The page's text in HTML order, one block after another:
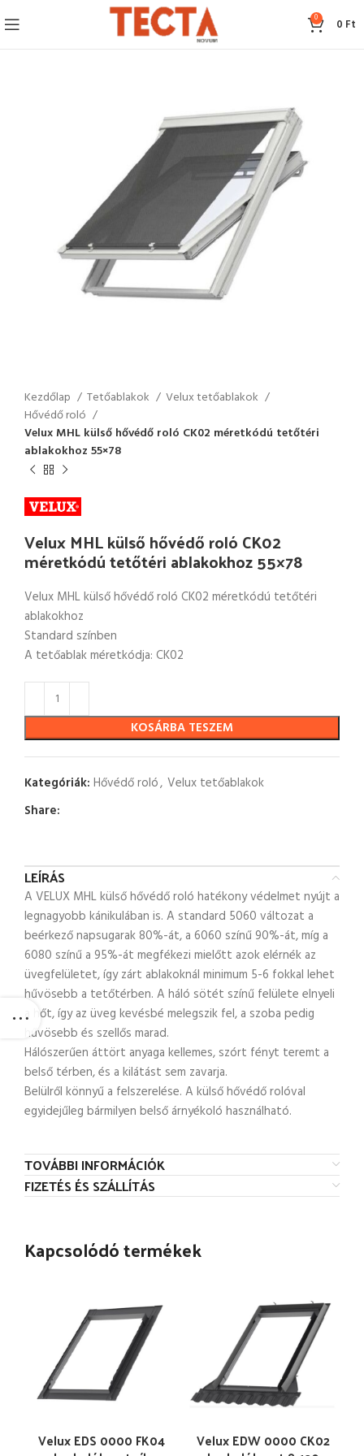
0 0 Ft
Kezdőlap Tetőablakok
Velux tetőablakok
Hővédő roló
Velux MHL külső hővédő roló CK02 méretkódú tetőtéri
ablakokhoz 55×78
Velux MHL külső hővédő roló CK02
méretkódú tetőtéri ablakokhoz 55×78
Velux MHL külső hővédő roló CK02 méretkódú tetőtéri
ablakokhoz
Standard színben
A tetőablak méretkódja: CK02
KOSÁRBA TESZEM
Kategóriák: Hővédő roló, Velux tetőablakok
Share:
LEÍRÁS
A VELUX MHL külső hővédő roló hatékony védelmet nyújt a
legnagyobb kánikulában is. A standard 5060 változat a
beérkező napsugarak 80%-át, a 6060 színű 90%-át, míg a
6080 színű a 95%-át megfékezi mielőtt azok elérnék az
üvegfelületet, így zárt ablakoknál minimum 5-6 fokkal lehet
hűvösebb a tetőtérben. A háló sötét színű felülete elnyeli
a hőt, így az üveg kevésbé melegszik fel, a szoba pedig
hűvösebb és szellős marad.
Hálószerűen áttört anyaga kellemes, szórt fényt teremt a
belső térben, és a kilátást sem zavarja.
Belülről könnyű a felszerelése. A külső hővédő rolóval
egyidejűleg bármilyen belső árnyékoló használható.
TOVÁBBI INFORMÁCIÓK
FIZETÉS ÉS SZÁLLÍTÁS
Kapcsolódó termékek
Velux EDS 0000 FK04 Velux EDW 0000 CK02